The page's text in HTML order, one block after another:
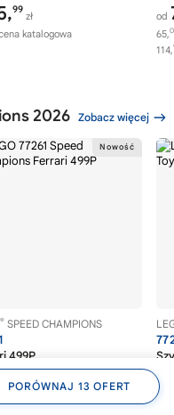
99
zł
katalogowa
od
65,
114,
2026 Zobacz więcej
® SPEED CHAMPIONS
499P
13
od
PORÓWNAJ 13 OFERT